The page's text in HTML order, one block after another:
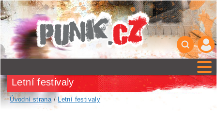
Letní festivaly
Úvodní strana/ Letní festivaly